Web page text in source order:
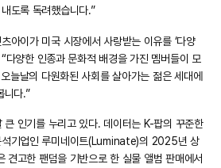
도록 독려했습니다.”
아이가 미국 시장에서 사랑받는 이유를 ‘다양
“다양한 인종과 문화적 배경을 가진 멤버들이 모
늘날의 다원화된 사회를 살아가는 젊은 세대에
니다.”
큰 인기를 누리고 있다. 데이터는 K-팝의 꾸준한
석기업인 루미네이트(Luminate)의 2025년 상
견고한 팬덤을 기반으로 한 실물 앨범 판매에서